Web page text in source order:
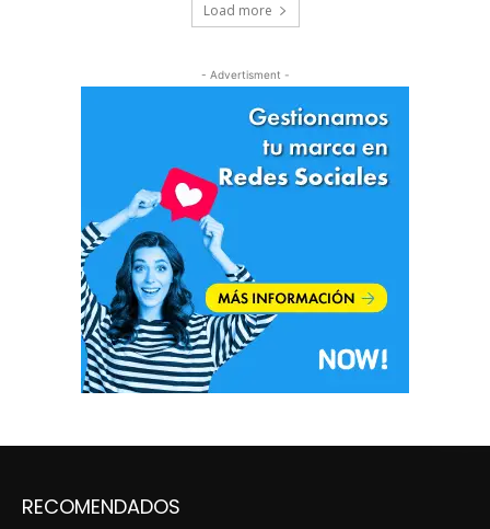
Load more
- Advertisment -
RECOMENDADOS